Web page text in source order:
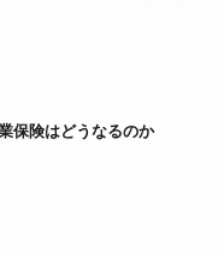
保険はどうなるのか